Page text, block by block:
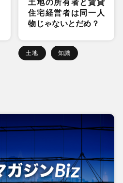
土地の所有者と賃貸
住宅経営者は同一人
物じゃないとだめ？
土地 知識